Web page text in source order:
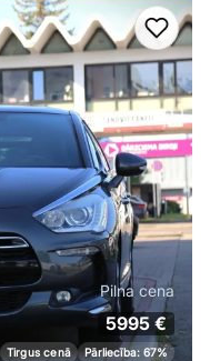
Pilna cena
5995 €
Tirgus cenā Pārliecība: 67%